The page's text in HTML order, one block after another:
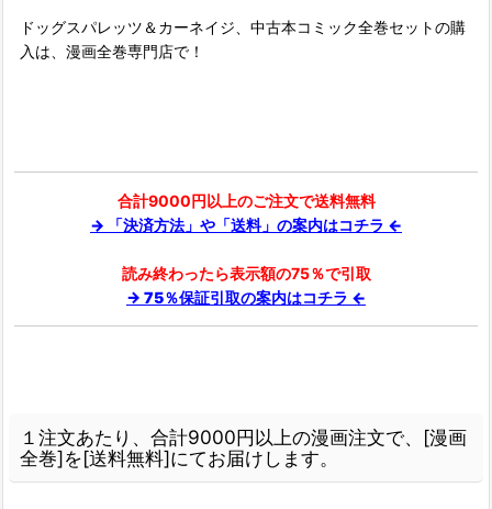
ドッグスパレッツ＆カーネイジ、中古本コミック全巻セットの購
入は、漫画全巻専門店で！
合計9000円以上のご注文で送料無料
→ 「決済方法」や「送料」の案内はコチラ ←
読み終わったら表示額の75％で引取
→ 75％保証引取の案内はコチラ ←
１注文あたり、合計9000円以上の漫画注文で、[漫画
全巻]を[送料無料]にてお届けします。